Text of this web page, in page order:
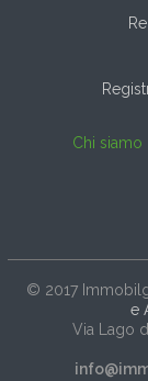
Chi siamo
© 2017
e
Via Lago